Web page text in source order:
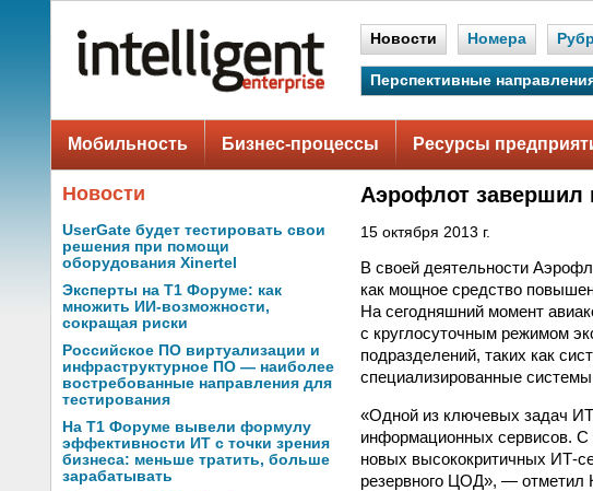
Новости Номера
Перспективные
Мобильность Бизнес-процессы Ресурсы
Новости
UserGate будет тестировать свои
решения при помощи
оборудования Xinertel
Эксперты на Т1 Форуме: как
множить ИИ-возможности,
сокращая риски
Российское ПО виртуализации и
инфраструктурное ПО — наиболее
востребованные направления для
тестирования
На Т1 Форуме вывели формулу
эффективности ИТ с точки зрения
бизнеса: меньше тратить, больше
зарабатывать
Аэрофлот завершил
15 октября 2013 г.
В своей деятельности
как мощное средство
На сегодняшний момент
с круглосуточным режимом
подразделений, таких как
специализированные системы
«Одной из ключевых задач
информационных сервисов. С
новых высококритичных ИТ-
резервного ЦОД», — отметил